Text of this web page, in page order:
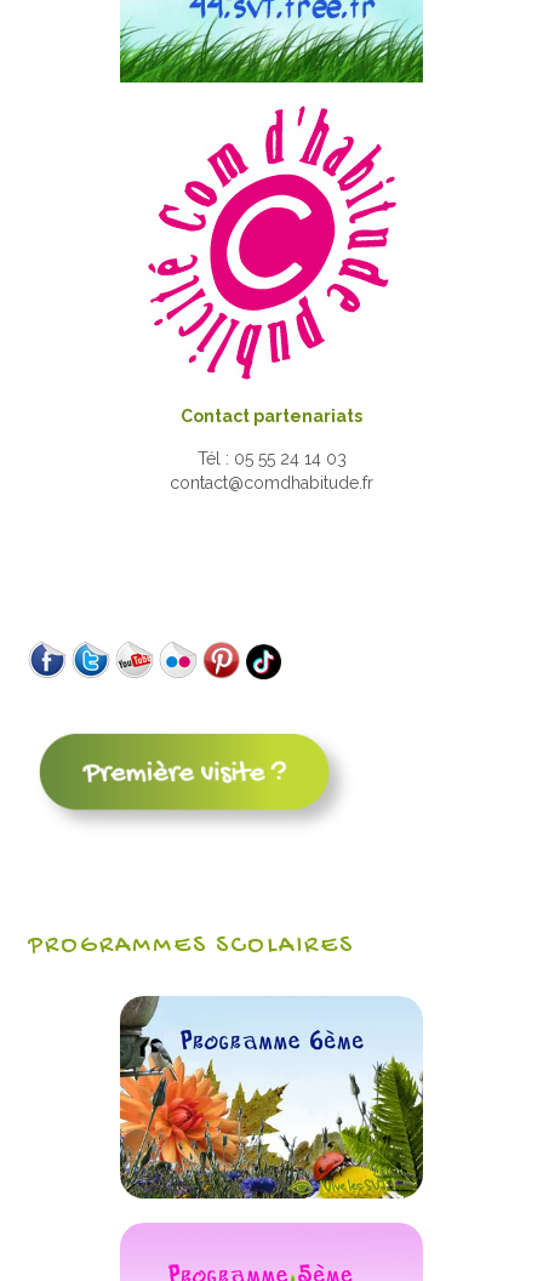
Contact partenariats
Tél : 05 55 24 14 03
contact@comdhabitude.fr
PROGRAMMES SCOLAIRES